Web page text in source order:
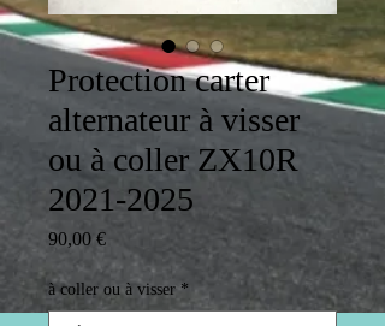
Protection carter
alternateur à visser
ou à coller ZX10R
2021-2025
90,00 €Prix
à coller ou à visser *